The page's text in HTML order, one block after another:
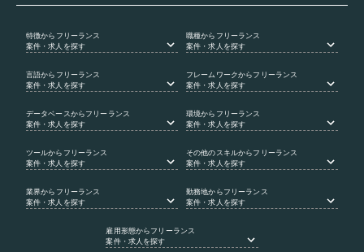
特徴からフリーランス
案件・求人を探す
職種からフリーランス
案件・求人を探す
言語からフリーランス
案件・求人を探す
フレームワークからフリーランス
案件・求人を探す
データベース からフリーランス
案件・求人を探す
環境からフリーランス
案件・求人を探す
ツールからフリーランス
案件・求人を探す
その他のスキルからフリーランス
案件・求人を探す
業界からフリーランス
案件・求人を探す
勤務地からフリーランス
案件・求人を探す
雇用形態からフリーランス
案件・求人を探す